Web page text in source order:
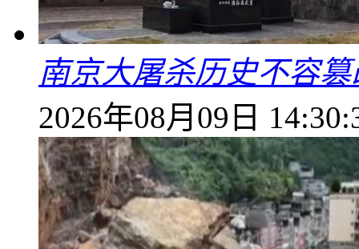
南京大屠杀历史不容
2026年08月09日